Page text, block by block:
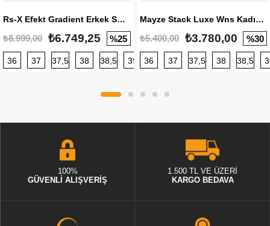
Rs-X Efekt Gradient Erkek Sneaker
₺8.999,00 ₺6.749,25 %25
36 37 37,5 38 38,5 39 40 40,5 41 42 42,5
Mayze Stack Luxe Wns Kadın Sneaker
₺5.400,00 ₺3.780,00 %30
36 37 37,5 38 38,5
100%
GÜVENLİ ALIŞVERİŞ
1.500 TL VE ÜZERİ
KARGO BEDAVA